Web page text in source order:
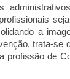
a
trata-se
de